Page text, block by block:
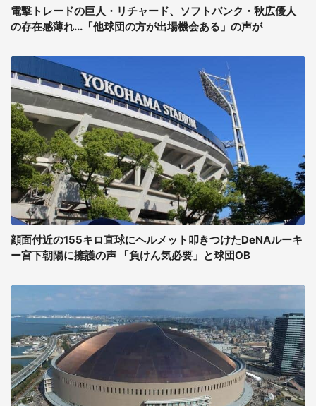
電撃トレードの巨人・リチャード、ソフトバンク・秋広優人
の存在感薄れ...「他球団の方が出場機会ある」の声が
顔面付近の155キロ直球にヘルメット叩きつけたDeNAルーキ
ー宮下朝陽に擁護の声 「負けん気必要」と球団OB